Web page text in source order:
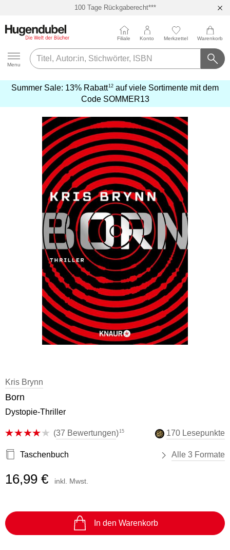
100 Tage Rückgaberecht***
Hugendubel
Menu
Filiale Konto Merkzettel Warenkorb
Summer Sale: 13% Rabatt12 auf viele Sortimente mit dem
Code SOMMER13
erfahren
Kris Brynn
Born
Dystopie-Thriller
(37 Bewertungen) 15 170 Lesepunkte
Taschenbuch Alle 3 Formate
16,99 € inkl. Mwst.
In den Warenkorb